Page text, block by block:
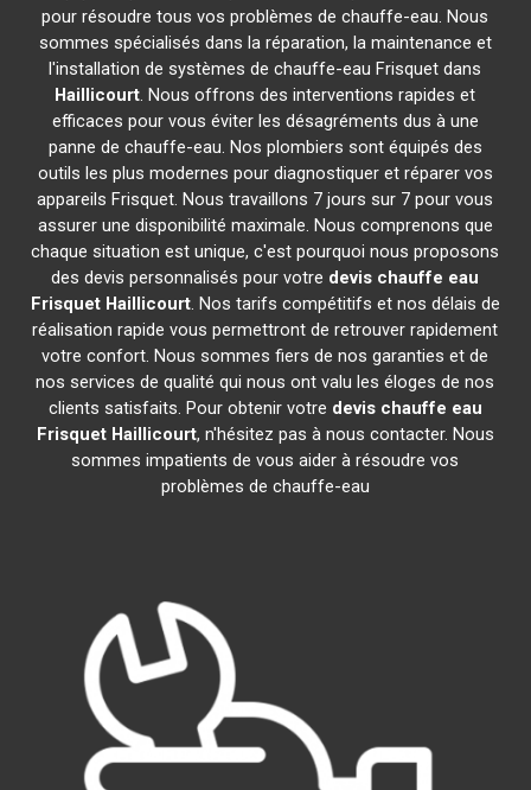
pour résoudre tous vos problèmes de chauffe-eau. Nous
sommes spécialisés dans la réparation, la maintenance et
l'installation de systèmes de chauffe-eau Frisquet dans
Haillicourt. Nous offrons des interventions rapides et
efficaces pour vous éviter les désagréments dus à une
panne de chauffe-eau. Nos plombiers sont équipés des
outils les plus modernes pour diagnostiquer et réparer vos
appareils Frisquet. Nous travaillons 7 jours sur 7 pour vous
assurer une disponibilité maximale. Nous comprenons que
chaque situation est unique, c'est pourquoi nous proposons
des devis personnalisés pour votre devis chauffe eau
Frisquet Haillicourt. Nos tarifs compétitifs et nos délais de
réalisation rapide vous permettront de retrouver rapidement
votre confort. Nous sommes fiers de nos garanties et de
nos services de qualité qui nous ont valu les éloges de nos
clients satisfaits. Pour obtenir votre devis chauffe eau
Frisquet Haillicourt, n'hésitez pas à nous contacter. Nous
sommes impatients de vous aider à résoudre vos
problèmes de chauffe-eau